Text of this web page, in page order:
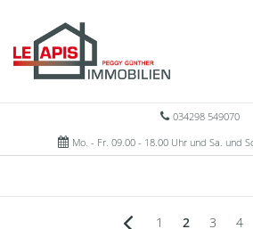
034298 549070
Mo. - Fr. 09.00 - 18.00 Uhr und Sa. und
1 2 3 4